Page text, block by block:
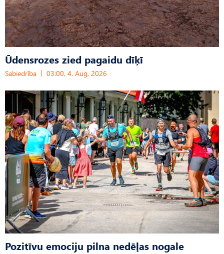
Ūdensrozes zied pagaidu dīķī
Sabiedrība 03:00, 4. Aug, 2026
Pozitīvu emociju pilna nedēļas nogale